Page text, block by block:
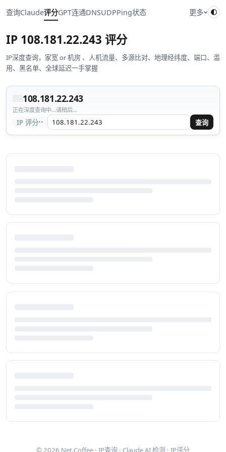
查询Claude评分GPT连通DNSUDPPing状态 更多
IP 108.181.22.243 评分
IP深度查询，家宽 or 机房 、人机流量、多源比对、地理经纬度、端口、滥
用、黑名单、全球延迟一手掌握
108.181.22.243
正在深度查询中...请稍后...
IP 评分·· 查询
© 2026 Net.Coffee · IP查询 · Claude AI 检测 · IP评分